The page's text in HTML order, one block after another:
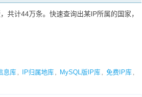
共计44万条。快速查询出某IP所属的国家，
息库 , IP归属地库 , MySQL版IP库 , 免费IP库 ,